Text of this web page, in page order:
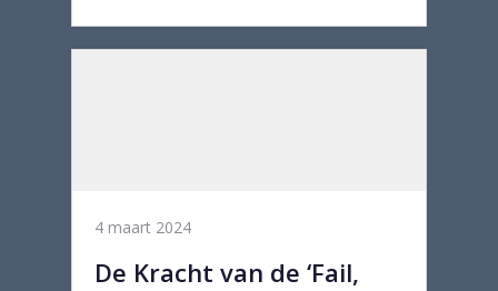
4 maart 2024
De Kracht van de ‘Fail,